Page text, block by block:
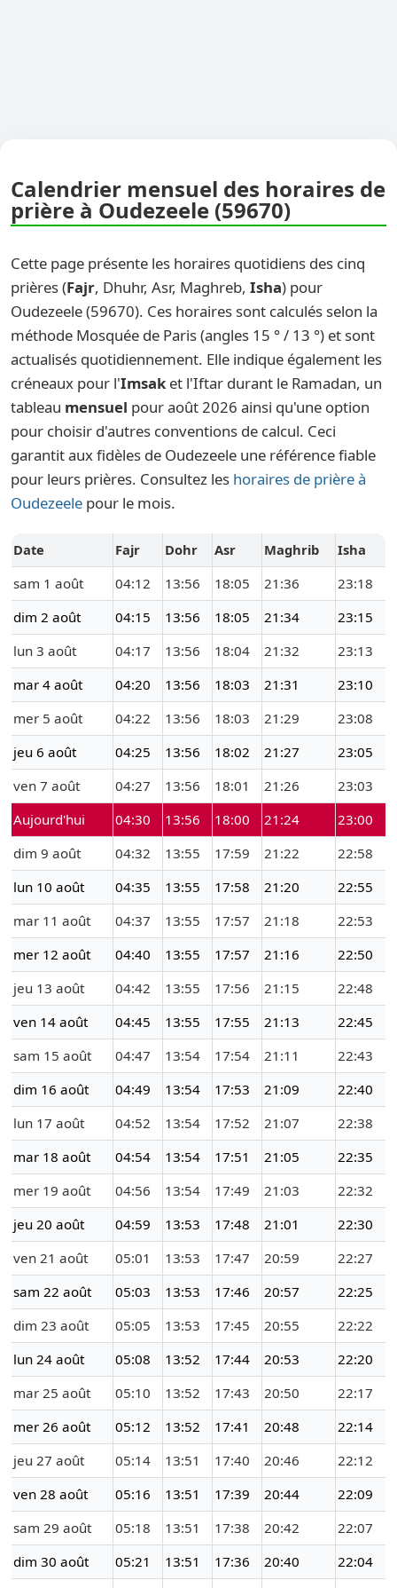
Calendrier mensuel des horaires de
prière à Oudezeele (59670)
Cette page présente les horaires quotidiens des cinq
prières (Fajr, Dhuhr, Asr, Maghreb, Isha) pour
Oudezeele (59670). Ces horaires sont calculés selon la
méthode Mosquée de Paris (angles 15 ° / 13 °) et sont
actualisés quotidiennement. Elle indique également les
créneaux pour l'Imsak et l'Iftar durant le Ramadan, un
tableau mensuel pour août 2026 ainsi qu'une option
pour choisir d'autres conventions de calcul. Ceci
garantit aux fidèles de Oudezeele une référence fiable
pour leurs prières. Consultez les horaires de prière à
Oudezeele pour le mois.
Date Fajr Dohr Asr Maghrib
Isha
sam 1 août
04:12 13:56 18:05 21:36
23:18
dim 2 août
04:15 13:56 18:05 21:34
23:15
lun 3 août
04:17 13:56 18:04 21:32
23:13
mar 4 août
04:20 13:56 18:03 21:31
23:10
mer 5 août
04:22 13:56 18:03 21:29
23:08
jeu 6 août
04:25 13:56 18:02 21:27
23:05
ven 7 août
04:27 13:56 18:01 21:26
23:03
Aujourd'hui
04:30 13:56 18:00 21:24
23:00
dim 9 août
04:32 13:55 17:59 21:22
22:58
lun 10 août
04:35 13:55 17:58 21:20
22:55
mar 11 août
04:37 13:55 17:57 21:18
22:53
mer 12 août
04:40 13:55 17:57 21:16
22:50
jeu 13 août
04:42 13:55 17:56 21:15
22:48
ven 14 août
04:45 13:55 17:55 21:13
22:45
sam 15 août
04:47 13:54 17:54 21:11
22:43
dim 16 août
04:49 13:54 17:53 21:09
22:40
lun 17 août
04:52 13:54 17:52 21:07
22:38
mar 18 août
04:54 13:54 17:51 21:05
22:35
mer 19 août
04:56 13:54 17:49 21:03
22:32
jeu 20 août
04:59 13:53 17:48 21:01
22:30
ven 21 août
05:01 13:53 17:47 20:59
22:27
sam 22 août
05:03 13:53 17:46 20:57
22:25
dim 23 août
05:05 13:53 17:45 20:55
22:22
lun 24 août
05:08 13:52 17:44 20:53
22:20
mar 25 août
05:10 13:52 17:43 20:50
22:17
mer 26 août
05:12 13:52 17:41 20:48
22:14
jeu 27 août
05:14 13:51 17:40 20:46
22:12
ven 28 août
05:16 13:51 17:39 20:44
22:09
sam 29 août
05:18 13:51 17:38 20:42
22:07
dim 30 août
05:21 13:51 17:36 20:40
22:04